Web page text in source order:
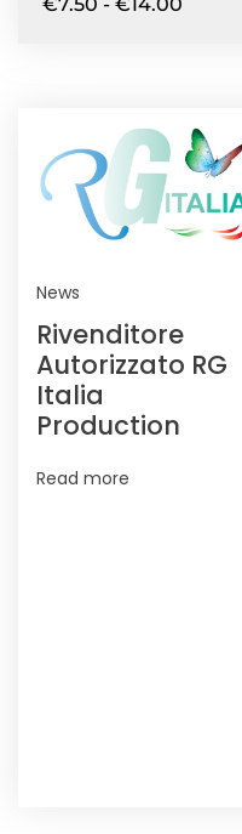
News
Rivenditore
Autorizzato RG
Italia
Production
Read more